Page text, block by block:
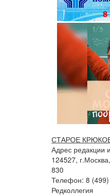
СТАРОЕ
Адрес редакции
124527,
830
Телефон: 8
Редколлегия